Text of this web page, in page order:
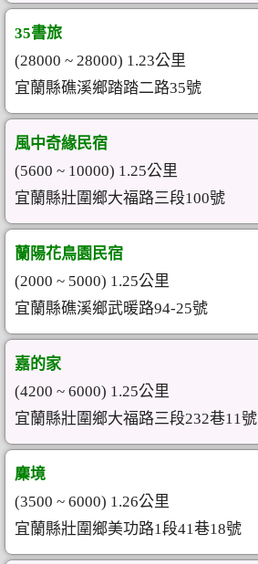
35書旅
(28000 ~ 28000) 1.23公里
宜蘭縣礁溪鄉踏踏二路35號
風中奇緣民宿
(5600 ~ 10000) 1.25公里
宜蘭縣壯圍鄉大福路三段100號
蘭陽花鳥園民宿
(2000 ~ 5000) 1.25公里
宜蘭縣礁溪鄉武暖路94-25號
嘉的家
(4200 ~ 6000) 1.25公里
宜蘭縣壯圍鄉大福路三段232巷11號
麋境
(3500 ~ 6000) 1.26公里
宜蘭縣壯圍鄉美功路1段41巷18號